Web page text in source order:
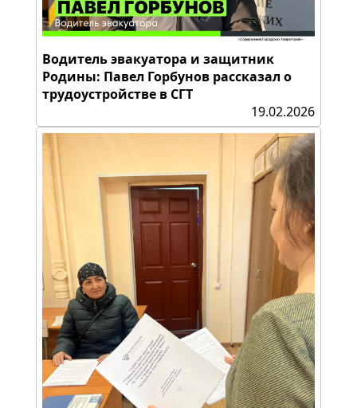
Водитель эвакуатора и защитник
Родины: Павел Горбунов рассказал о
трудоустройстве в СГТ
19.02.2026